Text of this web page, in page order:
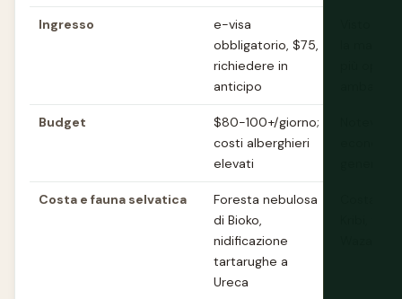
Ingresso
e-visa
obbligatorio, $75,
richiedere in
anticipo
Budget
$80-100+/giorno;
costi alberghieri
elevati
Costa e fauna selvatica
Foresta nebulosa
di Bioko,
nidificazione
tartarughe a
Ureca